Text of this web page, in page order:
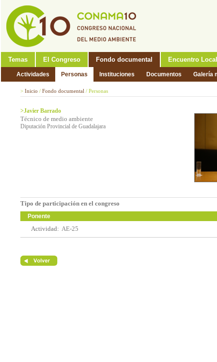
Temas El Congreso Fondo documental Encuentro Local
Actividades Personas Instituciones Documentos Galería
> Inicio / Fondo documental / Personas
>Javier Barrado
Técnico de medio ambiente
Diputación Provincial de Guadalajara
Tipo de participación en el congreso
Ponente
Actividad: AE-25